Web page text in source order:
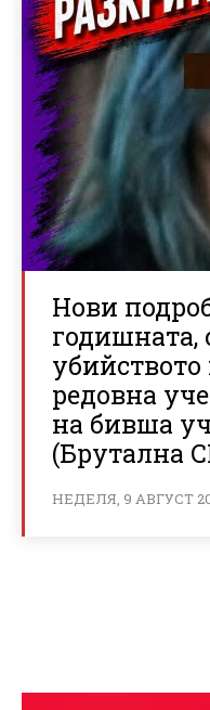
Нови
годишната,
убийството
редовна
на бивша
(Брутална
НЕДЕЛЯ, 9 АВГУСТ